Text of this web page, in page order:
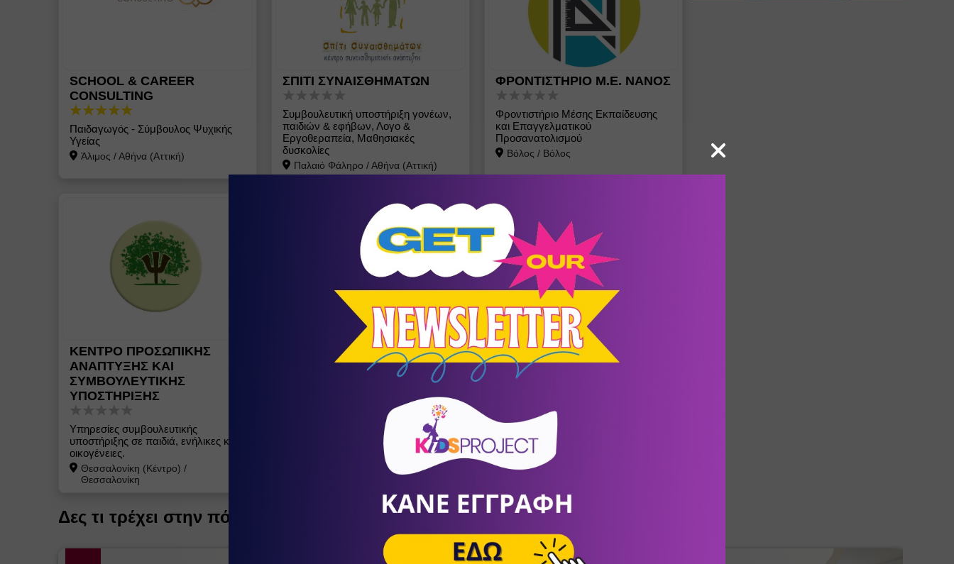
SCHOOL & CAREER
CONSULTING
Παιδαγωγός - Σύμβουλος Ψυχικής
Υγείας
Άλιμος /Αθήνα (Αττική)
ΣΠΙΤΙ ΣΥΝΑΙΣΘΗΜΑΤΩΝ
Συμβουλευτική υποστήριξη γονέων,
παιδιών & εφήβων, Λογο &
Εργοθεραπεία, Μαθησιακές
δυσκολίες
Παλαιό Φάληρο /Αθήνα (Αττική)
ΦΡΟΝΤΙΣΤΗΡΙΟ Μ.Ε. ΝΑΝΟΣ
Φροντιστήριο Μέσης Εκπαίδευσης
και Επαγγελματικού
Προσανατολισμού
Βόλος / Βόλος
ΚΕΝΤΡΟ ΠΡΟΣΩΠΙΚΗΣ
ΑΝΑΠΤΥΞΗΣ ΚΑΙ
ΣΥΜΒΟΥΛΕΥΤΙΚΗΣ
ΥΠΟΣΤΗΡΙΞΗΣ
Υπηρεσίες συμβουλευτικής
υποστήριξης σε παιδιά, ενήλικες και
οικογένειες.
Θεσσαλονίκη (Κέντρο) /
Θεσσαλονίκη
ΜΠΙΖΟΣ - ΦΡΟΝΤΙΣΤΗΡΙΟ
ΜΕΣΗΣ ΕΚΠΑΙΔΕΥΣΗΣ
Φροντιστήριο Μέσης Εκπαίδευσης
για παιδιά με μαθησιακές δυσκολίες
Αθήνα (Αττική)
Δες τι τρέχει στην πόλη